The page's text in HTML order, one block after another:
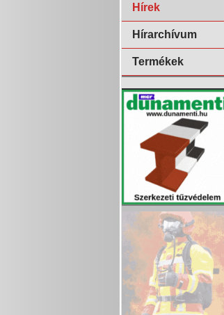
Hírek
Hírarchívum
Termékek